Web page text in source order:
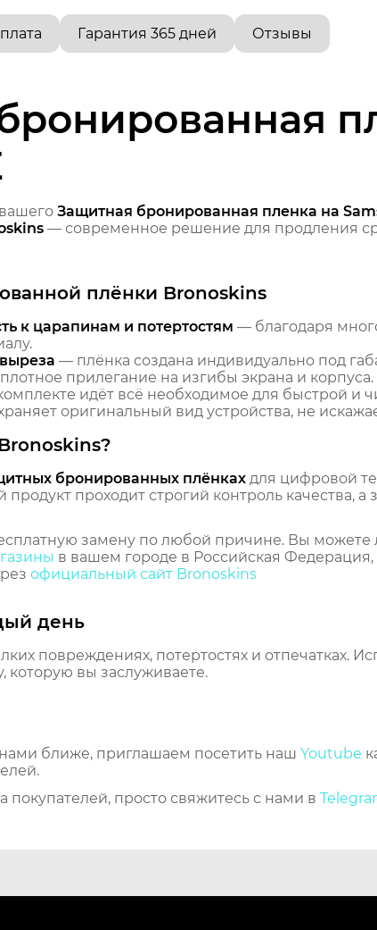
Гарантия 365 дней Отзывы
Защитная бронированная пленка на
— современное решение для продления
плёнки Bronoskins
к царапинам и потертостям — благодаря
— плёнка создана индивидуально под
прилегание на изгибы экрана и корпуса.
идёт всё необходимое для быстрой и
оригинальный вид устройства, не
бронированных плёнках для цифровой
проходит строгий контроль качества,
замену по любой причине. Вы можете
в вашем городе в Российская Федерация,
официальный сайт Bronoskins
день
повреждениях, потертостях и отпечатках.
которую вы заслуживаете.
ближе, приглашаем посетить наш Youtube
просто свяжитесь с нами в